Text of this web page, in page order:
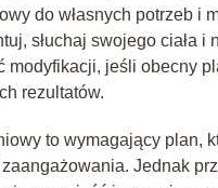
do własnych potrzeb i
słuchaj swojego ciała i
modyfikacji, jeśli obecny
rezultatów.
to wymagający plan,
Jednak